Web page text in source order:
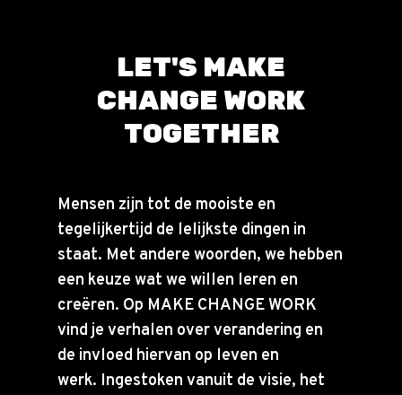
LET'S MAKE
CHANGE WORK
TOGETHER
Mensen zijn tot de mooiste en
tegelijkertijd de lelijkste dingen in
staat. Met andere woorden, we hebben
een keuze wat we willen leren en
creëren. Op MAKE CHANGE WORK
vind je verhalen over verandering en
de invloed hiervan op leven en
werk. Ingestoken vanuit de visie, het